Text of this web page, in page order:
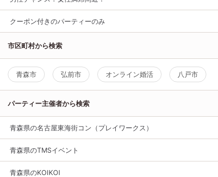
クーポン付きのパーティーのみ
市区町村から検索
青森市 弘前市 オンライン婚活 八戸市
パーティー主催者から検索
青森県の名古屋東海街コン（プレイワークス）
青森県のTMSイベント
青森県のKOIKOI